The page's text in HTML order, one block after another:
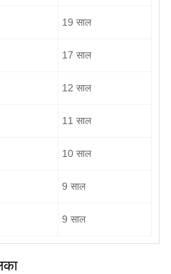
19 साल
17 साल
12 साल
11 साल
10 साल
9 साल
9 साल